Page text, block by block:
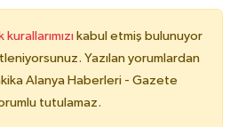
kabul etmiş bulunuyor
Yazılan yorumlardan
Alanya Haberleri - Gazete
tutulamaz.